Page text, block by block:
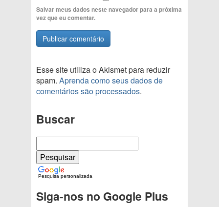
Salvar meus dados neste navegador para a próxima
vez que eu comentar.
Esse site utiliza o Akismet para reduzir
spam. Aprenda como seus dados de
comentários são processados.
Buscar
Pesquisa personalizada
Siga-nos no Google Plus